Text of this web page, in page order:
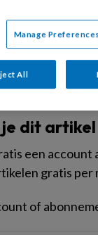
REGISTREREN
dit artikel
een account
gratis per
of
Manage Preferences
All